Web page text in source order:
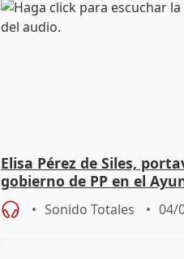
Elisa Pérez de Siles,
gobierno de PP en el
de Málaga, deja la política
Sonido Totales 04/